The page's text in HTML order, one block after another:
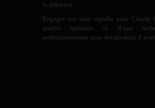
la référence.
Engager son nom signifie pour Claude
qualité optimale et d’une
perfectionnement pour des produits